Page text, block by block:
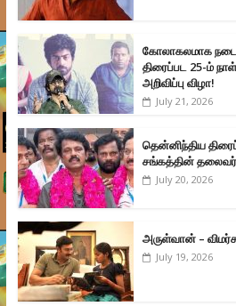
கோலாகலமாக
திரைப்பட 25-ம்
அறிவிப்பு விழா!
July 21, 2026
தென்னிந்திய
சங்கத்தின்
July 20, 2026
அருள்வான் –
July 19, 2026